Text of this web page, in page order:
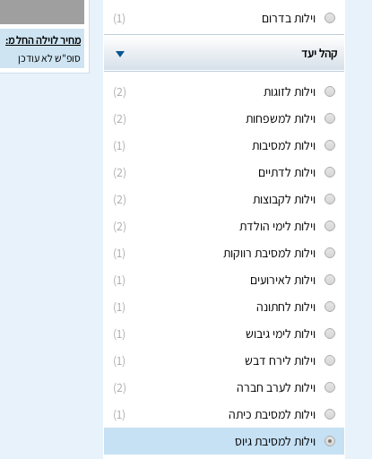
(1)
וילות בדרום
קהל יעד
(2)
וילות לזוגות
(2)
וילות למשפחות
(1)
וילות למסיבות
(2)
וילות לדתיים
(2)
וילות לקבוצות
(2)
וילות לימי הולדת
(1)
וילות למסיבת רווקות
(1)
וילות לאירועים
(1)
וילות לחתונה
(1)
וילות לימי גיבוש
(1)
וילות לירח דבש
(2)
וילות לערב חברה
(1)
וילות למסיבת כיתה
וילות למסיבת גיוס
מחיר לוילה החל מ:
סופ"ש לא עודכן